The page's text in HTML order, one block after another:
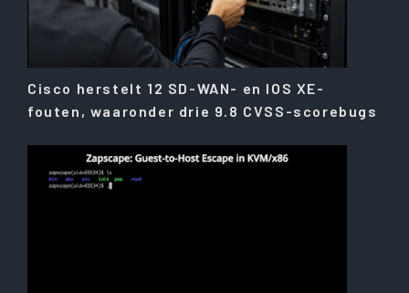
Cisco herstelt 12 SD-WAN- en IOS XE-
fouten, waaronder drie 9.8 CVSS-scorebugs